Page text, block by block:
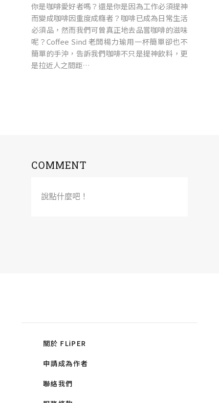
你是咖啡愛好者嗎？還是你是因為工作必須提神
而變成咖啡因重度成癮者？咖啡已成為日常生活
必須品，然而我們可曾真正地去品嘗咖啡的滋味
呢？Coffee Sind 老闆楊力瑜用一杯簡單卻也不
簡單的手沖，告訴我們咖啡不只是提神飲料，更
是拉近人之間距…
COMMENT
說點什麼吧！
關於 FLiPER
申請成為作者
聯絡我們